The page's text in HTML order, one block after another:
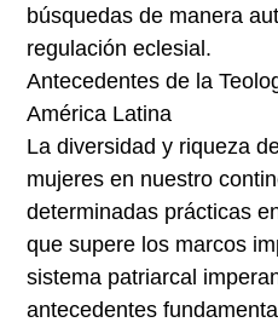
búsquedas de manera
regulación eclesial.
Antecedentes de la
América Latina
La diversidad y riqueza
mujeres en nuestro
determinadas prácticas
que supere los marcos
sistema patriarcal
antecedentes